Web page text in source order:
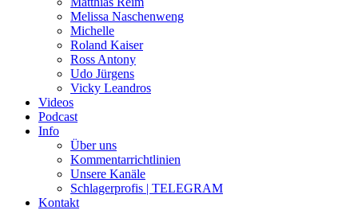
Melissa Naschenweng
Michelle
Roland Kaiser
Ross Antony
Udo Jürgens
Vicky Leandros
Videos
Podcast
Info
Über uns
Kommentarrichtlinien
Unsere Kanäle
Schlagerprofis | TELEGRAM
Kontakt